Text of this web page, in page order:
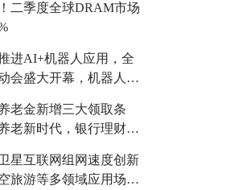
二季度全球DRAM市场
进AI+机器人应用，全
会盛大开幕，机器人板
老金新增三大领取条
老新时代，银行理财产
星互联网组网速度创新
旅游等多领域应用场